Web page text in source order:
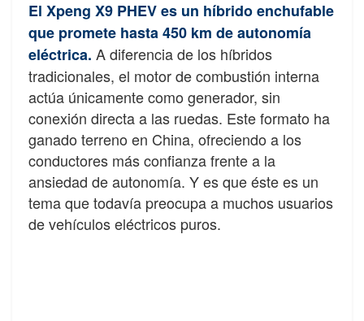
El Xpeng X9 PHEV es un híbrido enchufable
que promete hasta 450 km de autonomía
eléctrica. A diferencia de los híbridos
tradicionales, el motor de combustión interna
actúa únicamente como generador, sin
conexión directa a las ruedas. Este formato ha
ganado terreno en China, ofreciendo a los
conductores más confianza frente a la
ansiedad de autonomía. Y es que éste es un
tema que todavía preocupa a muchos usuarios
de vehículos eléctricos puros.